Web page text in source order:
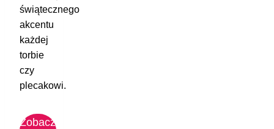
świątecznego
akcentu
każdej
torbie
czy
plecakowi.
Zobacz